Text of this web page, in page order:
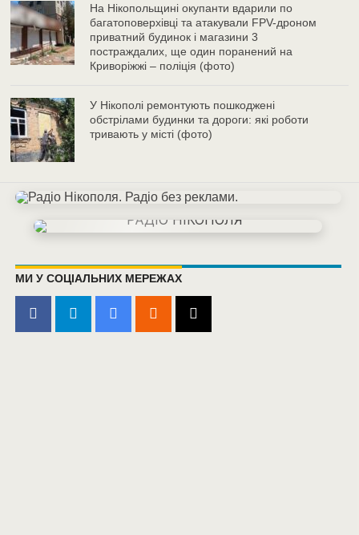
На Нікопольщині окупанти вдарили по
багатоповерхівці та атакували FPV-дроном
приватний будинок і магазини 3
постраждалих, ще один поранений на
Криворіжжі – поліція (фото)
У Нікополі ремонтують пошкоджені
обстрілами будинки та дороги: які роботи
тривають у місті (фото)
МИ У СОЦІАЛЬНИХ МЕРЕЖАХ